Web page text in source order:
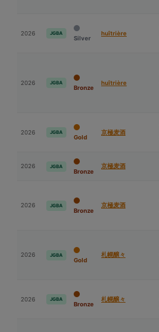
2026 JGBA
Silver
huîtrière
2026 JGBA
Bronze
huîtrière
2026 JGBA
Gold
京極⻨酒
2026 JGBA
Bronze
京極⻨酒
2026 JGBA
Bronze
京極⻨酒
2026 JGBA
Gold
札幌醸々
2026 JGBA
Bronze
札幌醸々